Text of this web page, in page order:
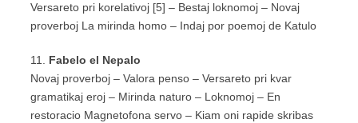
Versareto pri korelativoj [5] – Bestaj loknomoj – Novaj
proverboj La mirinda homo – Indaj por poemoj de Katulo
11. Fabelo el Nepalo
Novaj proverboj – Valora penso – Versareto pri kvar
gramatikaj eroj – Mirinda naturo – Loknomoj – En
restoracio Magnetofona servo – Kiam oni rapide skribas